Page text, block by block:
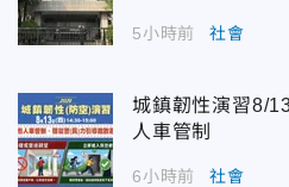
5小時前 社會
城鎮韌性演習8/
人車管制
6小時前 社會